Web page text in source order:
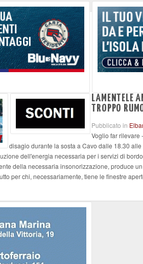
e il teatro come esercizio del dubbio-08-
della Valsusa e Legambiente
08-08-2026
Usmaf sta creando notevoli disagi ai lavoratori
LAMENTELE
TROPPO
Pubblicato in
Voglio far
disagio durante la sosta a Cavo dalle 18.30
dell'energia necessaria per i servizi di
della necessaria insonorizzazione, produce
per chi, necessariamente, tiene le finestre